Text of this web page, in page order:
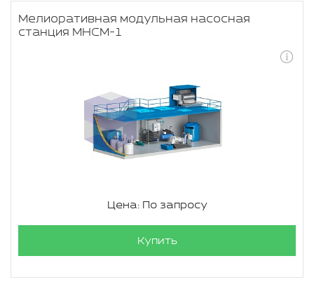
Мелиоративная модульная насосная
станция МНСМ-1
Цена: По запросу
Купить